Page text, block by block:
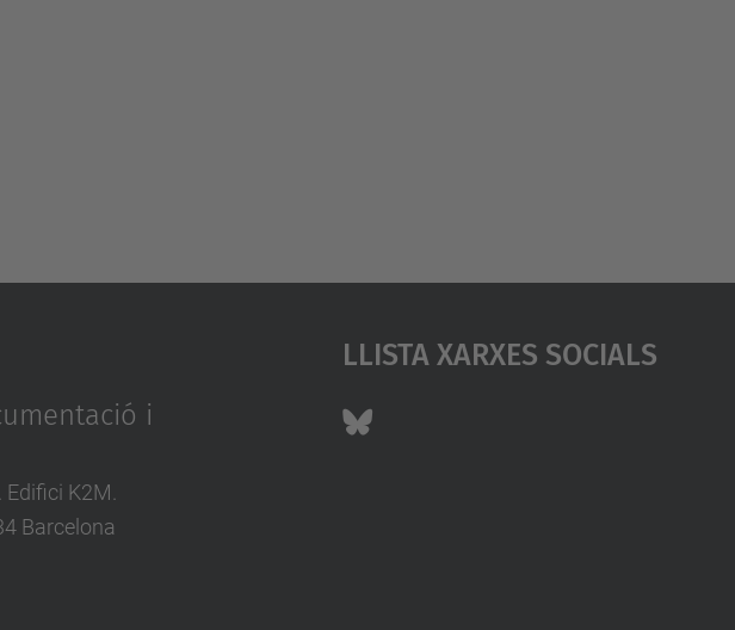
i
K2M.
Barcelona
Llista Xarxes Socials